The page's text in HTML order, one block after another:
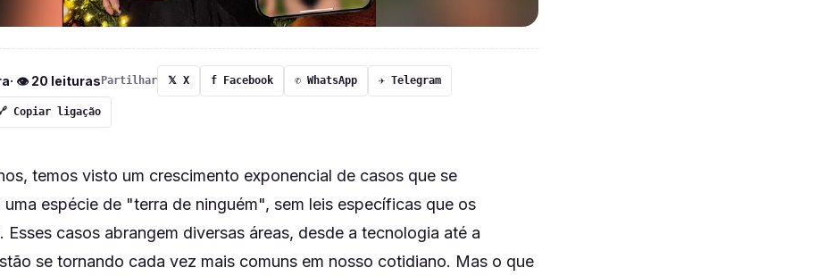
· 👁 20 leituras Partilhar 𝕏 X f Facebook ✆ WhatsApp ✈ Telegram
Copiar ligação
temos visto um crescimento exponencial de casos que se
uma espécie de "terra de ninguém", sem leis específicas que os
Esses casos abrangem diversas áreas, desde a tecnologia até a
se tornando cada vez mais comuns em nosso cotidiano. Mas o que